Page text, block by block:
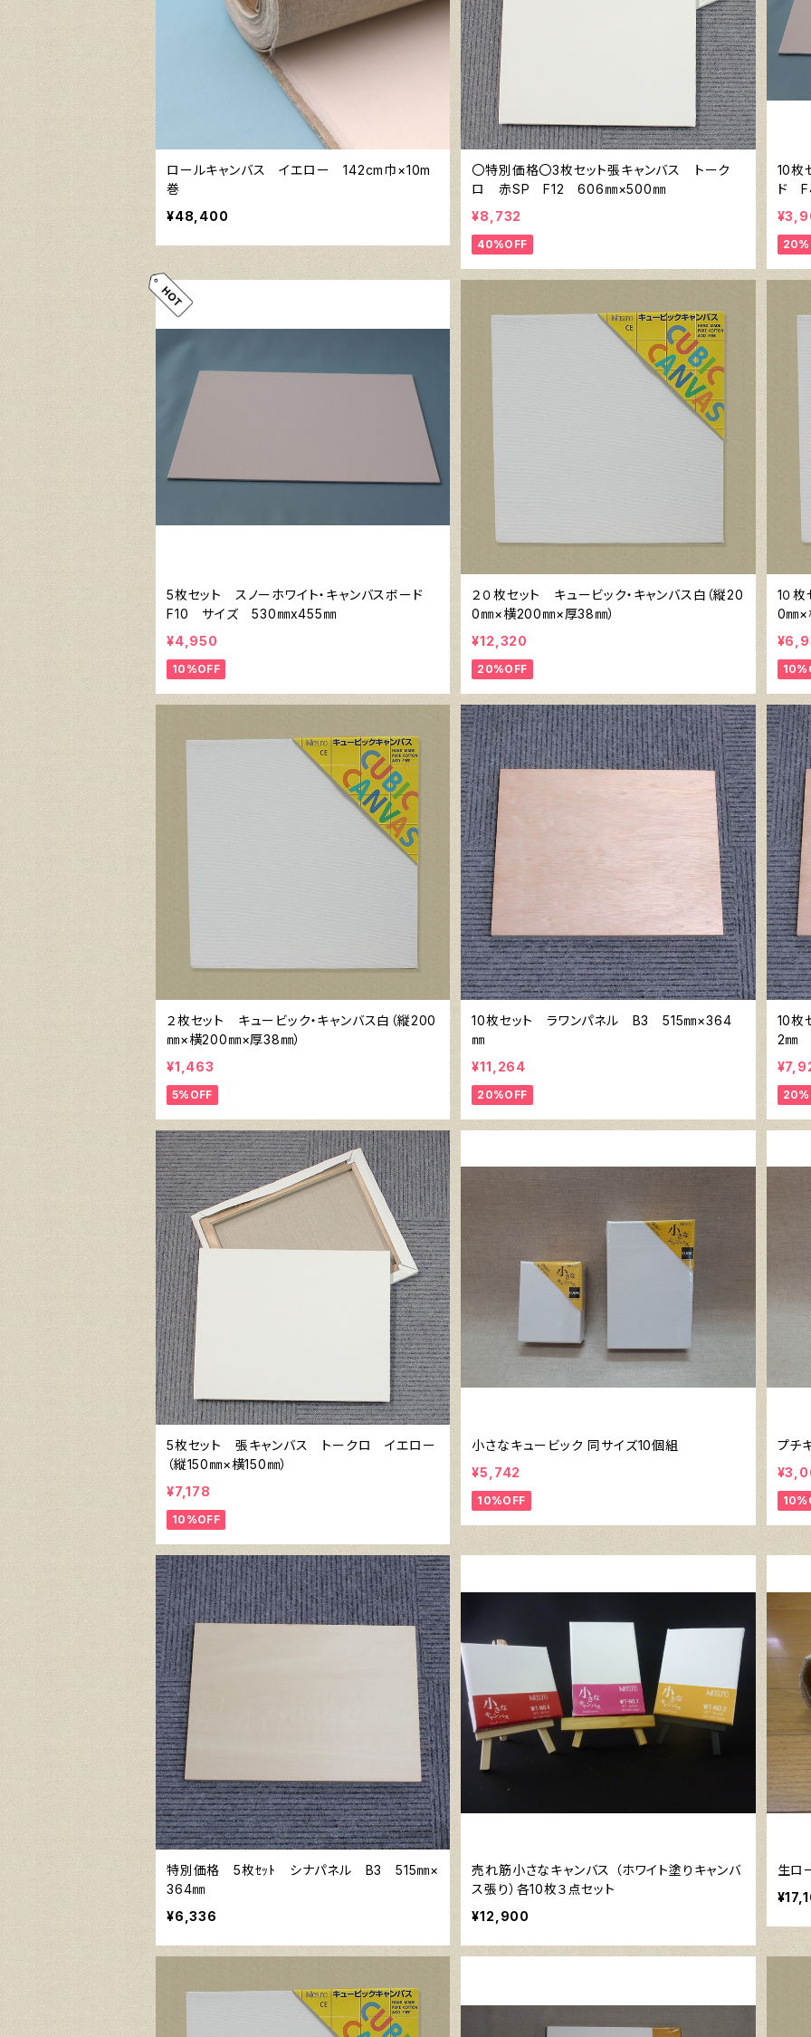
ロールキャンバス イエロー 142cm巾×10m
巻
¥48,400
〇特別価格〇3枚セット張キャンバス トーク
ロ 赤SP F12 606㎜×500㎜
¥8,732
40%OFF
10枚
ド
5枚セット スノーホワイト・キャンバスボード
F10 サイズ 530㎜x455㎜
¥4,950
10%OFF
２０枚セット キュービック・キャンバス白（縦20
0㎜×横200㎜×厚38㎜）
¥12,320
20%OFF
1０
0㎜×
２枚セット キュービック・キャンバス白（縦200
㎜×横200㎜×厚38㎜）
¥1,463
5%OFF
10枚セット ラワンパネル B3 515㎜×364
㎜
¥11,264
20%OFF
10枚
2㎜
5枚セット 張キャンバス トークロ イエロー
（縦150㎜×横150㎜）
¥7,178
10%OFF
小さなキュービック 同サイズ10個組
¥5,742
10%OFF
プチ
特別価格 5枚ｾｯﾄ シナパネル B3 515㎜×
364㎜
¥6,336
売れ筋小さなキャンバス （ホワイト塗りキャンバ
ス張り）各10枚３点セット
¥12,900
生ロ